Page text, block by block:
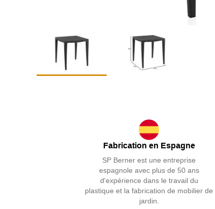
Fabrication en Espagne
SP Berner est une entreprise
espagnole avec plus de 50 ans
d'expérience dans le travail du
plastique et la fabrication de mobilier de
jardin.